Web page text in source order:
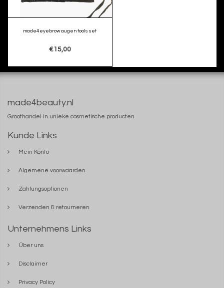
made4eyebrow augen tools set
€15,00
made4beauty.nl
Groothandel in unieke cosmetische producten
Kunde Links
Mein Konto
Algemene voorwaarden
Zahlungsoptionen
Verzenden & retourneren
Unternehmens Links
Über uns
Disclaimer
Privacy Policy